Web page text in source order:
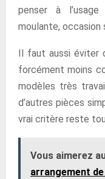
penser à
moulante, occasion
Il faut aussi éviter
forcément moins
modèles très
d’autres pièces
vrai critère reste
Vous aimerez
arrangement